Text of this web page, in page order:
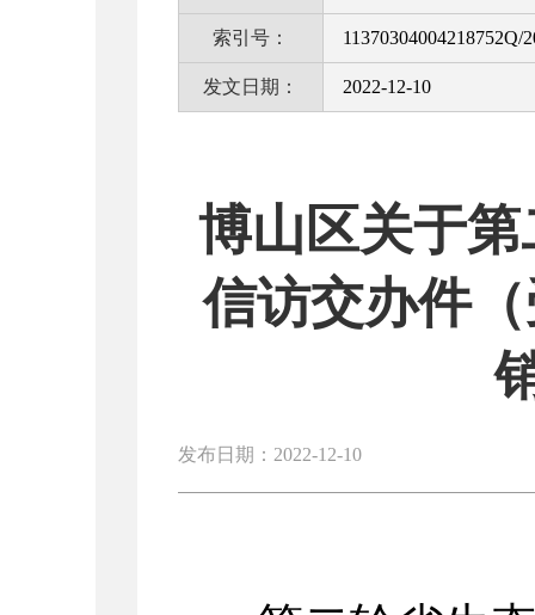
索引号： 11370304004218752Q/
发文日期： 2022-12-10
博山区关于
信访交办件
发布日期：2022-12-10